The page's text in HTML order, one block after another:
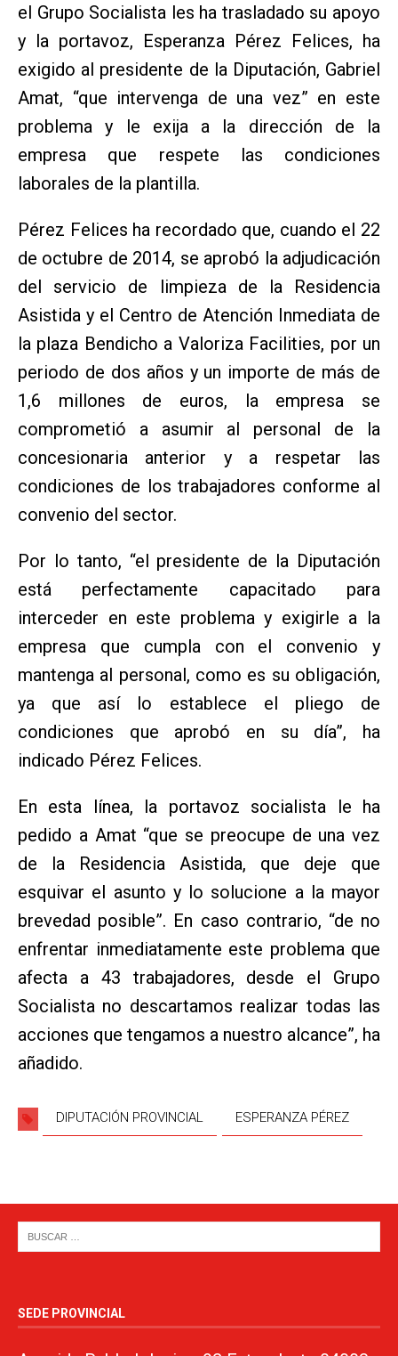
el Grupo Socialista les ha trasladado su apoyo
y la portavoz, Esperanza Pérez Felices, ha
exigido al presidente de la Diputación, Gabriel
Amat, “que intervenga de una vez” en este
problema y le exija a la dirección de la
empresa que respete las condiciones
laborales de la plantilla.
Pérez Felices ha recordado que, cuando el 22
de octubre de 2014, se aprobó la adjudicación
del servicio de limpieza de la Residencia
Asistida y el Centro de Atención Inmediata de
la plaza Bendicho a Valoriza Facilities, por un
periodo de dos años y un importe de más de
1,6 millones de euros, la empresa se
comprometió a asumir al personal de la
concesionaria anterior y a respetar las
condiciones de los trabajadores conforme al
convenio del sector.
Por lo tanto, “el presidente de la Diputación
está perfectamente capacitado para
interceder en este problema y exigirle a la
empresa que cumpla con el convenio y
mantenga al personal, como es su obligación,
ya que así lo establece el pliego de
condiciones que aprobó en su día”, ha
indicado Pérez Felices.
En esta línea, la portavoz socialista le ha
pedido a Amat “que se preocupe de una vez
de la Residencia Asistida, que deje que
esquivar el asunto y lo solucione a la mayor
brevedad posible”. En caso contrario, “de no
enfrentar inmediatamente este problema que
afecta a 43 trabajadores, desde el Grupo
Socialista no descartamos realizar todas las
acciones que tengamos a nuestro alcance”, ha
añadido.
DIPUTACIÓN PROVINCIAL ESPERANZA PÉREZ
SEDE PROVINCIAL